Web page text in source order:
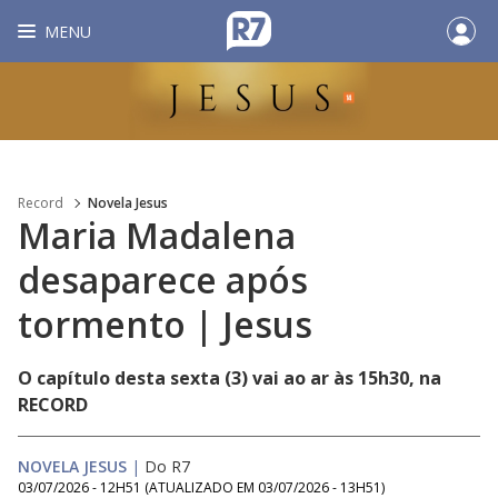
MENU
Record Novela Jesus
Maria Madalena
desaparece após
tormento | Jesus
O capítulo desta sexta (3) vai ao ar às 15h30, na
RECORD
NOVELA JESUS | Do R7
03/07/2026 - 12H51 (ATUALIZADO EM 03/07/2026 - 13H51)